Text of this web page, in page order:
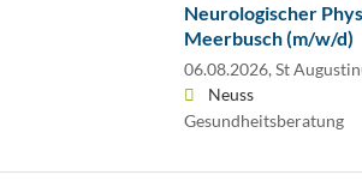
Neurologischer
Meerbusch (m/w/d)
06.08.2026, St
Neuss
Gesundheitsberatung